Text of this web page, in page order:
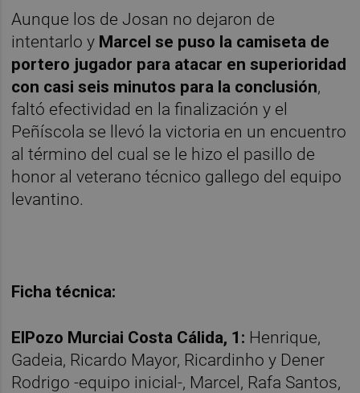
Aunque los de Josan no dejaron de
intentarlo y Marcel se puso la camiseta de
portero jugador para atacar en superioridad
con casi seis minutos para la conclusión,
faltó efectividad en la finalización y el
Peñíscola se llevó la victoria en un encuentro
al término del cual se le hizo el pasillo de
honor al veterano técnico gallego del equipo
levantino.
Ficha técnica:
ElPozo Murciai Costa Cálida, 1: Henrique,
Gadeia, Ricardo Mayor, Ricardinho y Dener
Rodrigo -equipo inicial-, Marcel, Rafa Santos,